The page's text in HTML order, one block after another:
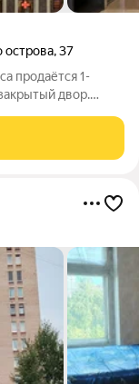
острова,37
продаётся 1-
двор.
В